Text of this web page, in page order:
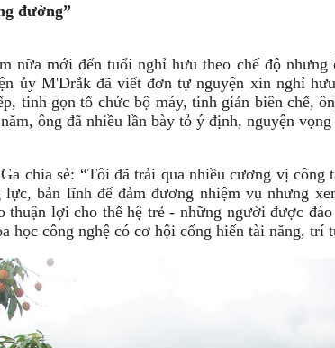
đường”
nữa mới đến tuổi nghỉ hưu theo chế độ
ủy M'Drắk đã viết đơn tự nguyện xin nghỉ
tinh gọn tổ chức bộ máy, tinh giản biên chế,
ông đã nhiều lần bày tỏ ý định, nguyện
chia sẻ: “Tôi đã trải qua nhiều cương vị công
lực, bản lĩnh để đảm đương nhiệm vụ nhưng
thuận lợi cho thế hệ trẻ - những người được
học công nghệ có cơ hội cống hiến tài năng, trí